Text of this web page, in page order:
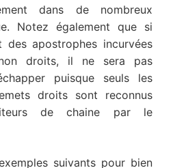
dans de nombreux
Notez également que si
apostrophes incurvées
droits, il ne sera pas
puisque seuls les
droits sont reconnus
de chaine par le
suivants pour bien